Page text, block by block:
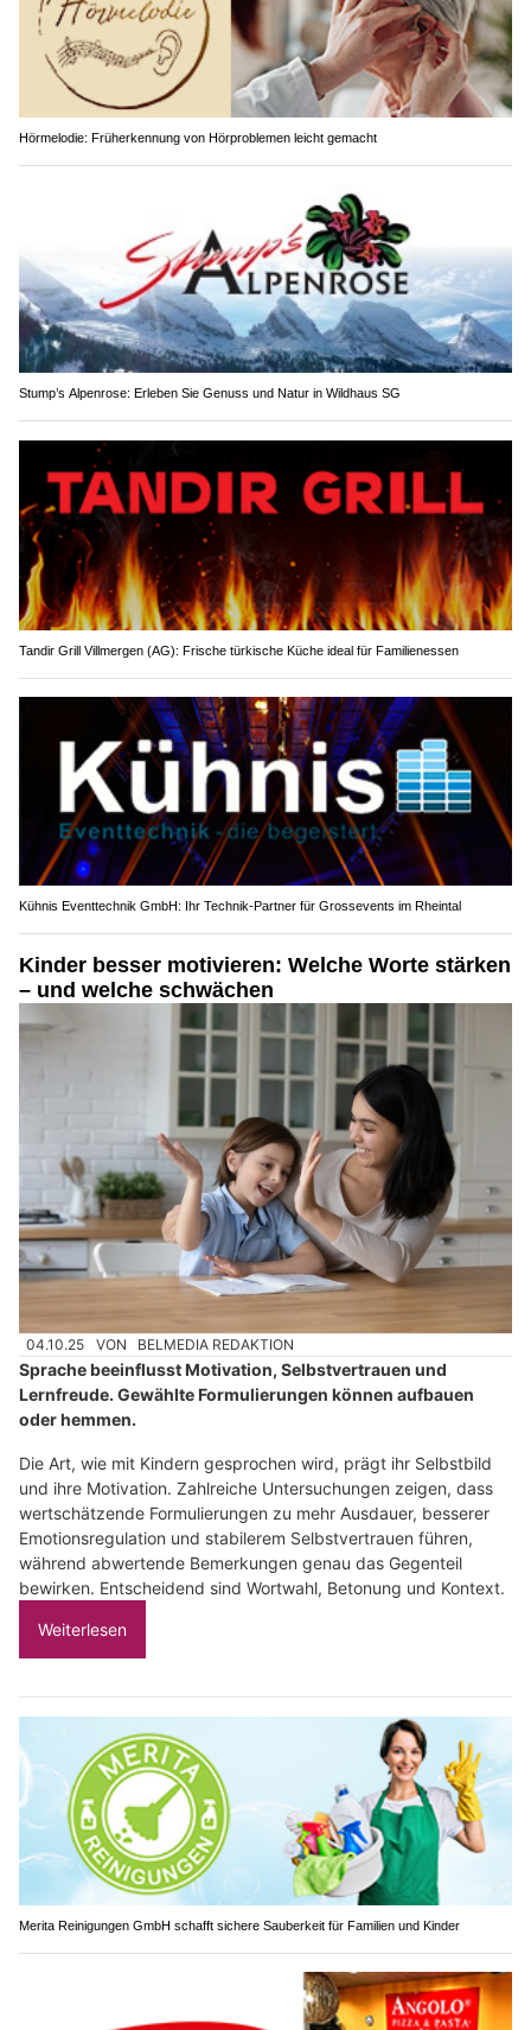
Hörmelodie: Früherkennung von Hörproblemen leicht gemacht
Stump’s Alpenrose: Erleben Sie Genuss und Natur in Wildhaus SG
Tandir Grill Villmergen (AG): Frische türkische Küche ideal für Familienessen
Kühnis Eventtechnik GmbH: Ihr Technik-Partner für Grossevents im Rheintal
Kinder besser motivieren: Welche Worte stärken
– und welche schwächen
04.10.25 VON BELMEDIA REDAKTION
Sprache beeinflusst Motivation, Selbstvertrauen und
Lernfreude. Gewählte Formulierungen können aufbauen
oder hemmen.
Die Art, wie mit Kindern gesprochen wird, prägt ihr Selbstbild
und ihre Motivation. Zahlreiche Untersuchungen zeigen, dass
wertschätzende Formulierungen zu mehr Ausdauer, besserer
Emotionsregulation und stabilerem Selbstvertrauen führen,
während abwertende Bemerkungen genau das Gegenteil
bewirken. Entscheidend sind Wortwahl, Betonung und Kontext.
Weiterlesen
Merita Reinigungen GmbH schafft sichere Sauberkeit für Familien und Kinder